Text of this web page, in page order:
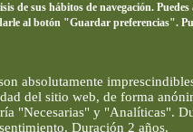
de sus hábitos de navegación.
al botón "Guardar preferencias".
absolutamente
del sitio web, de forma
"Necesarias" y "Analíticas".
Duración 2 años.